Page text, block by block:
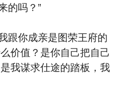
吗？”
你成亲是图荣王府的
价值？是你自己把自己
我谋求仕途的踏板，我